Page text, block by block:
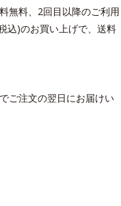
無料、2回目以降のご利用
込)のお買い上げで、送料
ご注文の翌日にお届けい